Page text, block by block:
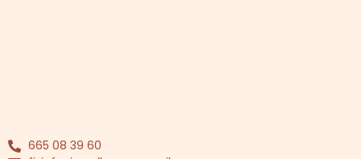
665 08 39 60